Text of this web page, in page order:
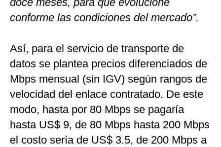
conforme las condiciones del mercado”.
Así, para el servicio de transporte de
datos se plantea precios diferenciados de
Mbps mensual (sin IGV) según rangos de
velocidad del enlace contratado. De este
modo, hasta por 80 Mbps se pagaría
hasta US$ 9, de 80 Mbps hasta 200 Mbps
el costo sería de US$ 3.5, de 200 Mbps a